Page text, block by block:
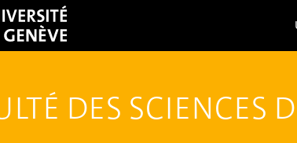
DES SCIENCES